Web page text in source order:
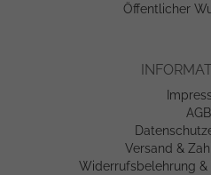
Öffentlicher
AGB
Versand &
Widerrufsbelehrung